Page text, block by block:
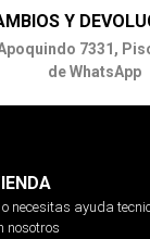
Y
7331,
de WhatsApp
necesitas ayuda
nosotros